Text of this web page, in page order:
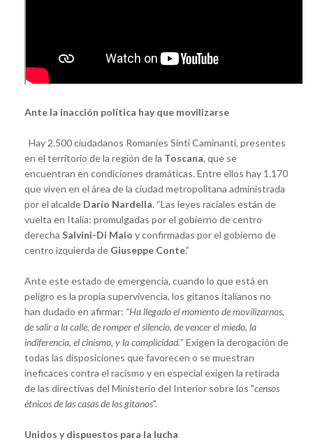
Ante la inacción política hay que movilizarse
Hay 2.500 ciudadanos Romaníes Sinti Caminanti, presentes
en el territorio de la región de la Toscana, que se
encuentran en condiciones dramáticas. Entre ellos hay 1.170
que viven en el área de la ciudad metropolitana administrada
por el alcalde Darío Nardella. “Las leyes raciales están de
vuelta en Italia: promulgadas por el gobierno de centro
derecha Salvini-Di Maio y confirmadas por el gobierno de
centro izquierda de Giuseppe Conte.”
Ante este estado de emergencia, cuando lo que está en
peligro es la propia supervivencia, los gitanos italianos no
han dudado en afirmar: “Ha llegado el momento de movilizarnos,
de salir a la calle, de romper el silencio, de vencer el miedo, la
indiferencia, el cinismo, y la complicidad.” Exigen la derogación de
todas las disposiciones que favorecen o se muestran
ineficaces contra el racismo y en especial exigen la retirada
de las directivas del Ministerio del Interior sobre los "censos
étnicos de las casas de los gitanos".
Unidos y dispuestos para la lucha